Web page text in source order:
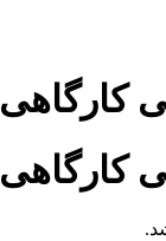
کارگاهی
کارگاهی